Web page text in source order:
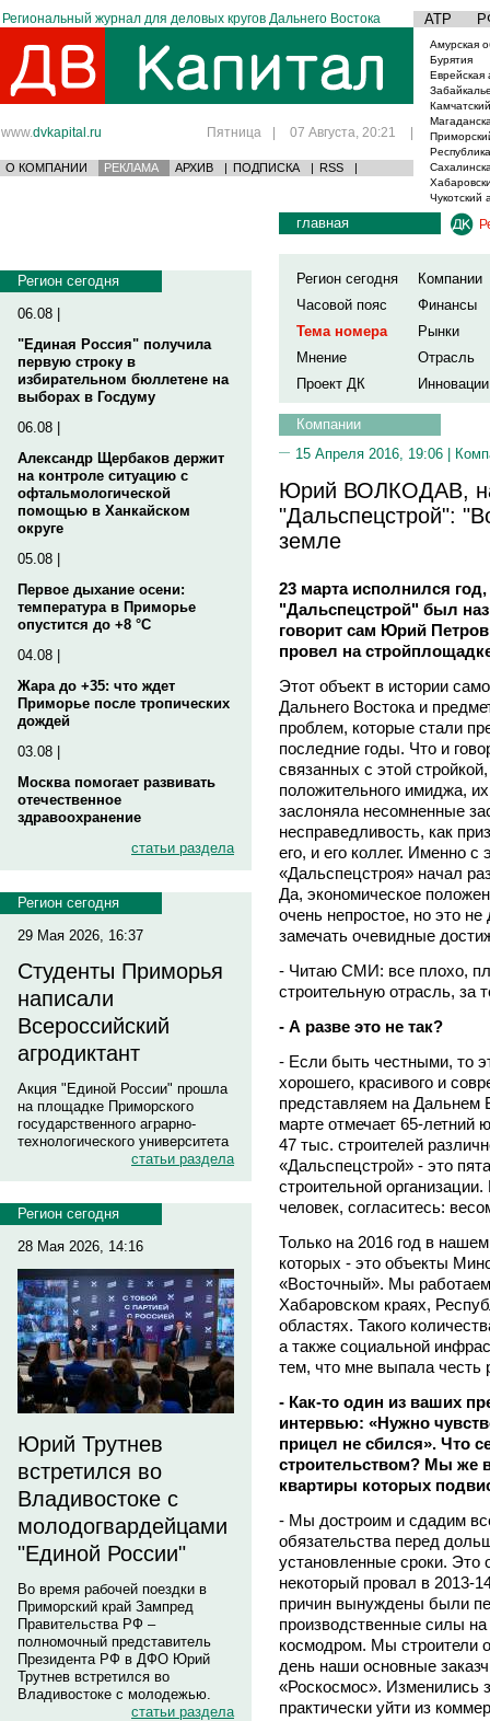
Региональный журнал для деловых кругов Дальнего Востока АТР
www.dvkapital.ru Пятница | 07 Августа, 20:21 |
О КОМПАНИИ РЕКЛАМА АРХИВ | ПОДПИСКА | RSS |
Амурская
Бурятия
Еврейская
Чукотский
Регион сегодня
06.08 |
"Единая Россия" получила
первую строку в
избирательном бюллетене на
выборах в Госдуму
06.08 |
Александр Щербаков держит
на контроле ситуацию с
офтальмологической
помощью в Ханкайском
округе
05.08 |
Первое дыхание осени:
температура в Приморье
опустится до +8 °C
04.08 |
Жара до +35: что ждет
Приморье после тропических
дождей
03.08 |
Москва помогает развивать
отечественное
здравоохранение
статьи раздела
Регион сегодня
29 Мая 2026, 16:37
Студенты Приморья
написали
Всероссийский
агродиктант
Акция "Единой России" прошла
на площадке Приморского
государственного аграрно-
технологического университета
статьи раздела
Регион сегодня
28 Мая 2026, 14:16
Юрий Трутнев
встретился во
Владивостоке с
молодогвардейцами
"Единой России"
Во время рабочей поездки в
Приморский край Зампред
Правительства РФ –
полномочный представитель
Президента РФ в ДФО Юрий
Трутнев встретился во
Владивостоке с молодежью.
статьи раздела
главная
Регион сегодня
Компании
Часовой пояс
Финансы
Тема номера
Рынки
Мнение
Отрасль
Проект ДК
Инновации
Компании
15 Апреля 2016, 19:06 |
Юрий ВОЛКОДАВ,
"Дальспецстрой":
земле
23 марта исполнился
"Дальспецстрой" был
говорит сам Юрий
провел на
Этот объект в истории
Дальнего Востока и
проблем, которые стали
последние годы. Что и
связанных с этой
положительного имиджа,
заслоняла несомненные
несправедливость, как
его, и его коллег. Именно с
«Дальспецстроя» начал
Да, экономическое
очень непростое, но это
замечать очевидные
- Читаю СМИ: все плохо,
строительную отрасль, за
- А разве это не так?
- Если быть честными, то
хорошего, красивого и
представляем на Дальнем
марте отмечает 65-летний
47 тыс. строителей
«Дальспецстрой» - это
строительной
человек, согласитесь:
Только на 2016 год в
которых - это объекты
«Восточный». Мы
Хабаровском краях,
областях. Такого
а также социальной
тем, что мне выпала честь
- Как-то один из ваших
интервью: «Нужно
прицел не сбился». Что
строительством? Мы же
квартиры которых
- Мы достроим и сдадим
обязательства перед
установленные сроки. Это
некоторый провал в 2013-
причин вынуждены были
производственные силы
космодром. Мы строители
день наши основные
«Роскосмос». Изменились
практически уйти из